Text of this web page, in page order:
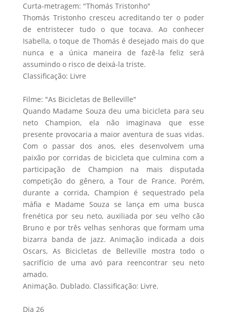
Curta-metragem: "Thomás Tristonho"
Thomás Tristonho cresceu acreditando ter o poder
de entristecer tudo o que tocava. Ao conhecer
Isabella, o toque de Thomás é desejado mais do que
nunca e a única maneira de fazê-la feliz será
assumindo o risco de deixá-la triste.
Classificação: Livre
Filme: "As Bicicletas de Belleville"
Quando Madame Souza deu uma bicicleta para seu
neto Champion, ela não imaginava que esse
presente provocaria a maior aventura de suas vidas.
Com o passar dos anos, eles desenvolvem uma
paixão por corridas de bicicleta que culmina com a
participação de Champion na mais disputada
competição do gênero, a Tour de France. Porém,
durante a corrida, Champion é sequestrado pela
máfia e Madame Souza se lança em uma busca
frenética por seu neto, auxiliada por seu velho cão
Bruno e por três velhas senhoras que formam uma
bizarra banda de jazz. Animação indicada a dois
Oscars, As Bicicletas de Belleville mostra todo o
sacrifício de uma avó para reencontrar seu neto
amado.
Animação. Dublado. Classificação: Livre.
Dia 26